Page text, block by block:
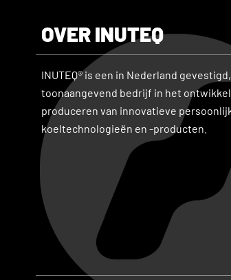
OVER INUTEQ
INUTEQ® is een in Nederland
toonaangevend bedrijf in het
produceren van innovatieve
koeltechnologieën en -producten.